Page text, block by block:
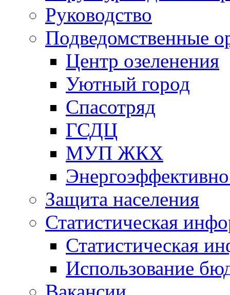
Руководство
Подведомственные
Центр озеленения
Уютный город
Спасотряд
ГСДЦ
МУП ЖКХ
Защита населения
Статистическая
Статистическая
Использование